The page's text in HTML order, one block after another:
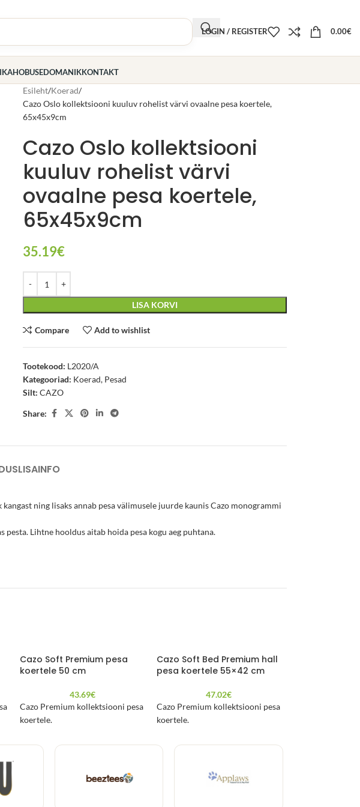
LOGIN / REGISTER 0.00€
HOBUSEDOMANIKKONTAKT
Esileht Koerad
Cazo Oslo kollektsiooni kuuluv rohelist värvi ovaalne pesa koertele,
65x45x9cm
Cazo Oslo kollektsiooni
kuuluv rohelist värvi
ovaalne pesa koertele,
65x45x9cm
35.19€
LISA KORVI
Compare Add to wishlist
Tootekood: L2020/A
Kategooriad: Koerad, Pesad
Silt: CAZO
Share:
LISAINFO
ning lisaks annab pesa välimusele juurde kaunis Cazo monogrammi
Lihtne hooldus aitab hoida pesa kogu aeg puhtana.
Cazo Soft Premium pesa
koertele 50 cm
43.69€
Cazo Premium kollektsiooni pesa
koertele.
Cazo Soft Bed Premium hall
pesa koertele 55×42 cm
47.02€
Cazo Premium kollektsiooni pesa
koertele.